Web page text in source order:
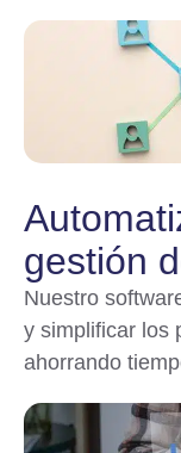
gestión
Nuestro
y simplificar los
ahorrando